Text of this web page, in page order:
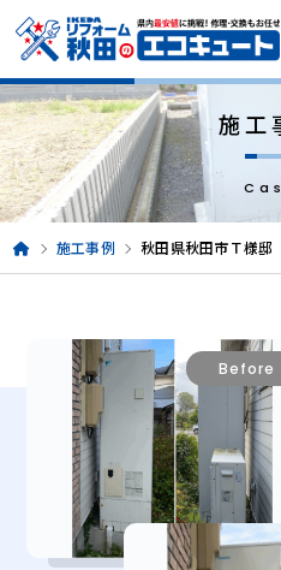
施工
施工事例 秋田県秋田市Ｔ様邸
Before